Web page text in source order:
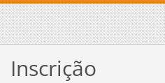
Inscrição